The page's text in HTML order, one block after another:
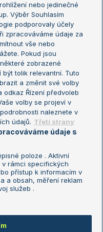
Open
mistryň
soukromí
o zpracování osobních
nebo jedinečné
Výběr Souhlasím
podporovaly účely
zpracováváme údaje za
vše nebo
Pokud jsou
zobrazené
tolik relevantní. Tuto
a změnit své volby
odkaz Řízení předvoleb
volby se projeví v
naleznete v
údajů. Třetí strany
údaje s
poloze . Aktivní
rámci specifických
přístup k informacím v
a obsah, měření reklam
služeb .